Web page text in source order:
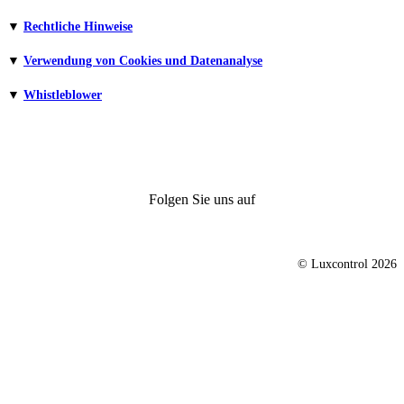
▼ Rechtliche Hinweise
▼ Verwendung von Cookies und Datenanalyse
▼ Whistleblower
Folgen Sie uns auf
© Luxcontrol 2026